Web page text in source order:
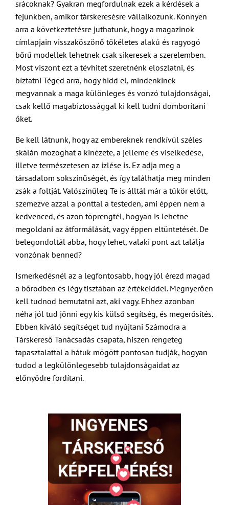
srácoknak? Gyakran megfordulnak ezek a kérdések a
fejünkben, amikor társkeresésre vállalkozunk. Könnyen
arra a következtetésre juthatunk, hogy a magazinok
címlapjain visszaköszönő tökéletes alakú és ragyogó
bőrű modellek lehetnek csak sikeresek a szerelemben.
Most viszont ezt a tévhitet szeretnénk eloszlatni, és
bíztatni Téged arra, hogy hidd el, mindenkinek
megvannak a maga különleges és vonzó tulajdonságai,
csak kellő magabiztossággal ki kell tudni domborítani
őket.
Be kell látnunk, hogy az embereknek rendkívül széles
skálán mozoghat a kinézete, a jelleme és viselkedése,
illetve természetesen az ízlése is. Ez adja meg a
társadalom sokszínűségét, és így találhatja meg minden
zsák a foltját. Valószínűleg Te is álltál már a tükör előtt,
szemezve azzal a ponttal a testeden, ami éppen nem a
kedvenced, és azon töprengtél, hogyan is lehetne
megoldani az átformálását, vagy éppen eltüntetését. De
belegondoltál abba, hogy lehet, valaki pont azt találja
vonzónak benned?
Ismerkedésnél az a legfontosabb, hogy jól érezd magad
a bőrödben és légy tisztában az értékeiddel. Megnyerően
kell tudnod bemutatni azt, aki vagy. Ehhez azonban
néha jól tud jönni egy kis külső segítség, és megerősítés.
Ebben kiváló segítséget tud nyújtani Számodra a
Társkereső Tanácsadás csapata, hiszen rengeteg
tapasztalattal a hátuk mögött pontosan tudják, hogyan
tudod a legkülönlegesebb tulajdonságaidat az
előnyödre fordítani.